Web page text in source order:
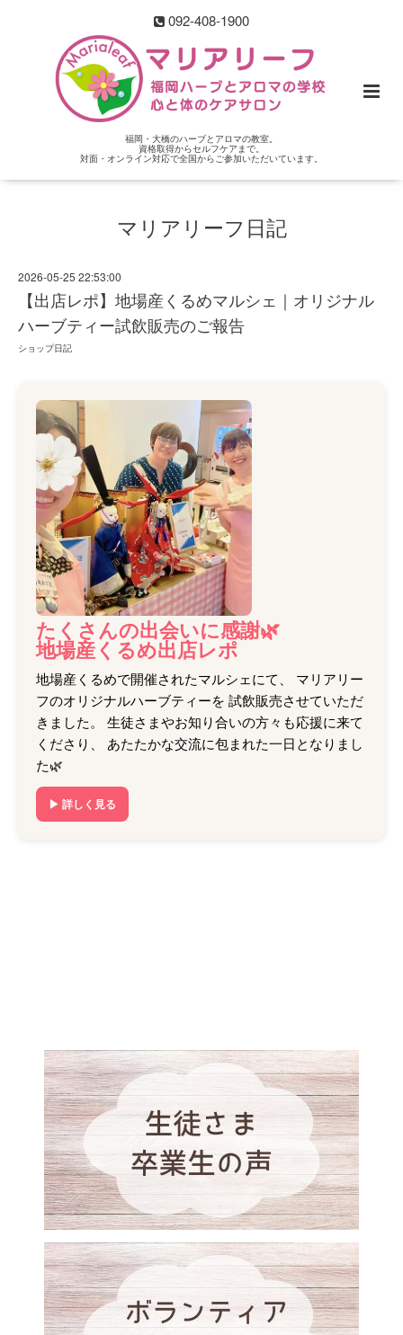
092-408-1900
福岡・大橋のハーブとアロマの教室。
資格取得からセルフケアまで。
対面・オンライン対応で全国からご参加いただいています。
マリアリーフ日記
2026-05-25 22:53:00
【出店レポ】地場産くるめマルシェ｜オリジナル
ハーブティー試飲販売のご報告
ショップ日記
たくさんの出会いに感謝🌿
地場産くるめ出店レポ
地場産くるめで開催されたマルシェにて、 マリアリー
フのオリジナルハーブティーを 試飲販売させていただ
きました。 生徒さまやお知り合いの方々も応援に来て
くださり、 あたたかな交流に包まれた一日となりまし
た🌿
▶ 詳しく見る